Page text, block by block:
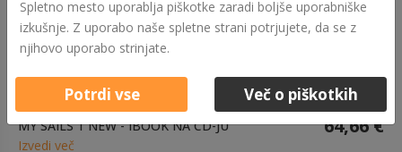
MY SAILS 1 NEW - IBOOK NA CD-JU 64,66 €
Izvedi več
Spletno mesto uporablja piškotke zaradi boljše uporabniške
izkušnje. Z uporabo naše spletne strani potrjujete, da se z
njihovo uporabo strinjate.
Potrdi vse Več o piškotkih